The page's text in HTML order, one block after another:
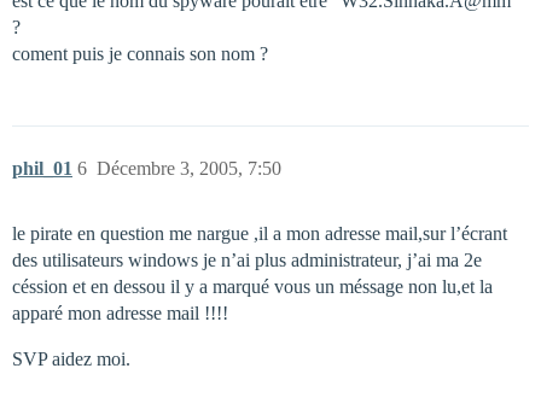
?
coment puis je connais son nom ?
phil_01 Décembre 3, 2005, 7:50
6
le pirate en question me nargue ,il a mon adresse mail,sur l’écrant
des utilisateurs windows je n’ai plus administrateur, j’ai ma 2e
céssion et en dessou il y a marqué vous un méssage non lu,et la
apparé mon adresse mail !!!!
SVP aidez moi.